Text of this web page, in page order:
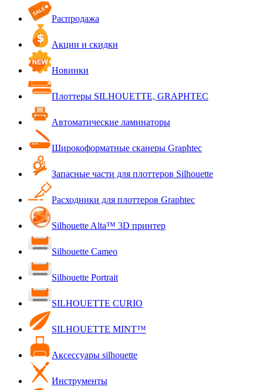
Распродажа
Акции и скидки
Новинки
Плоттеры SILHOUETTE, GRAPHTEC
Автоматические ламинаторы
Широкоформатные сканеры Graphtec
Запасные части для плоттеров Silhouette
Расходники для плоттеров Graphtec
Silhouette Alta™ 3D принтер
Silhouette Cameo
Silhouette Portrait
SILHOUETTE CURIO
SILHOUETTE MINT™
Аксессуары silhouette
Инструменты